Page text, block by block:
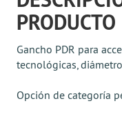
PRODUCTO
Gancho PDR para
tecnológicas,
Opción de categoría